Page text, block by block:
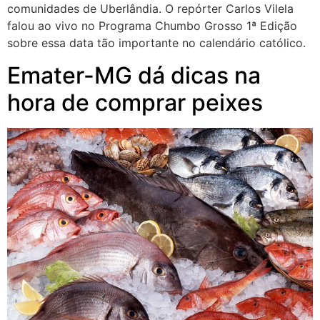
comunidades de Uberlândia. O repórter Carlos Vilela
falou ao vivo no Programa Chumbo Grosso 1ª Edição
sobre essa data tão importante no calendário católico.
Emater-MG dá dicas na
hora de comprar peixes